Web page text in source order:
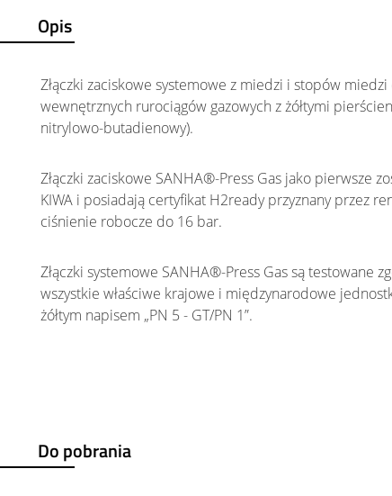
Opis
Złączki zaciskowe systemowe z miedzi i stopów
wewnętrznych rurociągów gazowych z żółtymi
nitrylowo-butadienowy).
Złączki zaciskowe SANHA®-Press Gas jako pierwsze
KIWA i posiadają certyfikat H2ready przyznany przez
ciśnienie robocze do 16 bar.
Złączki systemowe SANHA®-Press Gas są testowane
wszystkie właściwe krajowe i międzynarodowe
żółtym napisem „PN 5 - GT/PN 1”.
Do pobrania